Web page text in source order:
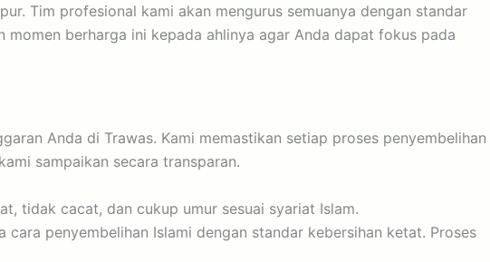
Tim profesional kami akan mengurus semuanya dengan standar
berharga ini kepada ahlinya agar Anda dapat fokus pada
Anda di Trawas. Kami memastikan setiap proses penyembelihan
sampaikan secara transparan.
tidak cacat, dan cukup umur sesuai syariat Islam.
penyembelihan Islami dengan standar kebersihan ketat. Proses